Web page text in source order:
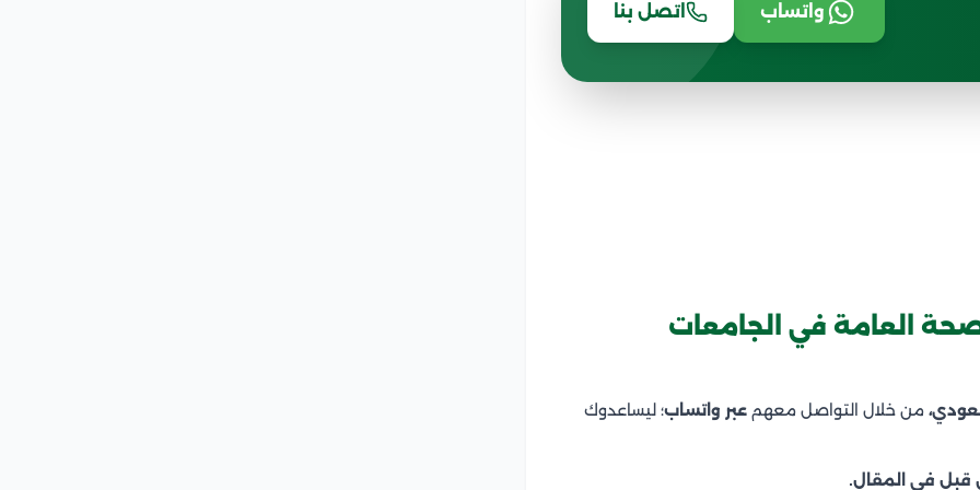
واتساب اتصل بنا
العامة في الجامعات
من خلال التواصل معهم عبر واتساب؛ ليساعدوك
قبل في المقال.